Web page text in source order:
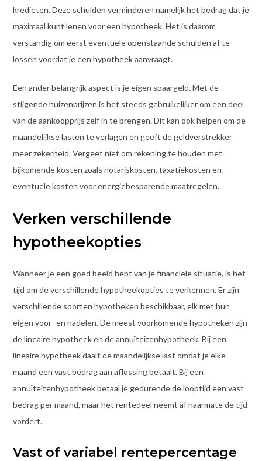
kredieten. Deze schulden verminderen namelijk het bedrag dat je
maximaal kunt lenen voor een hypotheek. Het is daarom
verstandig om eerst eventuele openstaande schulden af te
lossen voordat je een hypotheek aanvraagt.
Een ander belangrijk aspect is je eigen spaargeld. Met de
stijgende huizenprijzen is het steeds gebruikelijker om een deel
van de aankoopprijs zelf in te brengen. Dit kan ook helpen om de
maandelijkse lasten te verlagen en geeft de geldverstrekker
meer zekerheid. Vergeet niet om rekening te houden met
bijkomende kosten zoals notariskosten, taxatiekosten en
eventuele kosten voor energiebesparende maatregelen.
Verken verschillende
hypotheekopties
Wanneer je een goed beeld hebt van je financiële situatie, is het
tijd om de verschillende hypotheekopties te verkennen. Er zijn
verschillende soorten hypotheken beschikbaar, elk met hun
eigen voor- en nadelen. De meest voorkomende hypotheken zijn
de lineaire hypotheek en de annuïteitenhypotheek. Bij een
lineaire hypotheek daalt de maandelijkse last omdat je elke
maand een vast bedrag aan aflossing betaalt. Bij een
annuïteitenhypotheek betaal je gedurende de looptijd een vast
bedrag per maand, maar het rentedeel neemt af naarmate de tijd
vordert.
Vast of variabel rentepercentage